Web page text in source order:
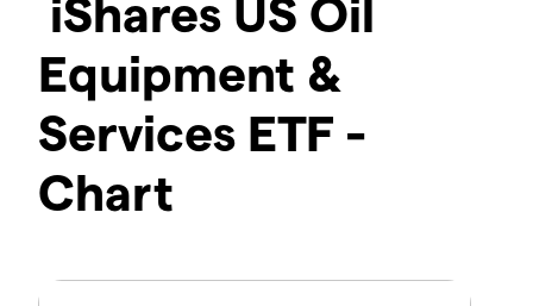
iShares US Oil
Equipment &
Services ETF -
Chart